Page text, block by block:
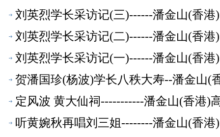
刘英烈学长采访记(三)------潘金山(香港
刘英烈学长采访记(二)------潘金山(香港
刘英烈学长采访记(一)------潘金山(香港
贺潘国珍(杨波)学长八秩大寿--潘金山(
定风波 黄大仙祠-----------潘金山(香港)
听黄婉秋再唱刘三姐--------潘金山(香